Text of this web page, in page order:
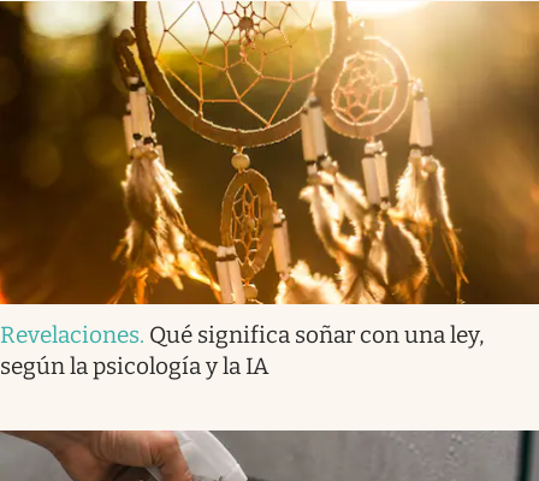
Revelaciones. Qué significa soñar con una ley,
según la psicología y la IA